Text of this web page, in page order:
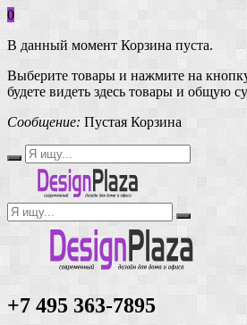
0
В данный момент Корзина пуста.
Выберите товары и нажмите на
будете видеть здесь товары и общую
Сообщение: Пустая Корзина
+7 495 363-7895